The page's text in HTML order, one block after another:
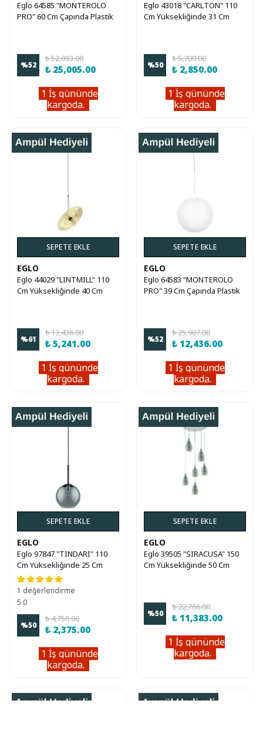
Eglo 64585 "MONTEROLO
PRO" 60 Cm Çapında Plastik
%52
₺ 52,093.00
₺ 25,005.00
1 İş gününde
kargoda.
Eglo 43018 "CARLTON" 110
Cm Yüksekliğinde 31 Cm
%50
₺ 5,700.00
₺ 2,850.00
1 İş gününde
kargoda.
SEPETE EKLE
EGLO
Eglo 44029 "LINTMILL" 110
Cm Yüksekliğinde 40 Cm
%61
₺ 13,436.00
₺ 5,241.00
1 İş gününde
kargoda.
SEPETE EKLE
EGLO
Eglo 64583 "MONTEROLO
PRO" 39 Cm Çapında Plastik
%52
₺ 25,907.00
₺ 12,436.00
1 İş gününde
kargoda.
SEPETE EKLE
EGLO
Eglo 97847 "TINDARI" 110
Cm Yüksekliğinde 25 Cm
Çapında Çelik Sarkıt Avize
1 değerlendirme
5.0
%50
₺ 4,750.00
₺ 2,375.00
1 İş gününde
kargoda.
SEPETE EKLE
EGLO
Eglo 39505 "SIRACUSA" 150
Cm Yüksekliğinde 50 Cm
%50
₺ 22,766.00
₺ 11,383.00
1 İş gününde
kargoda.